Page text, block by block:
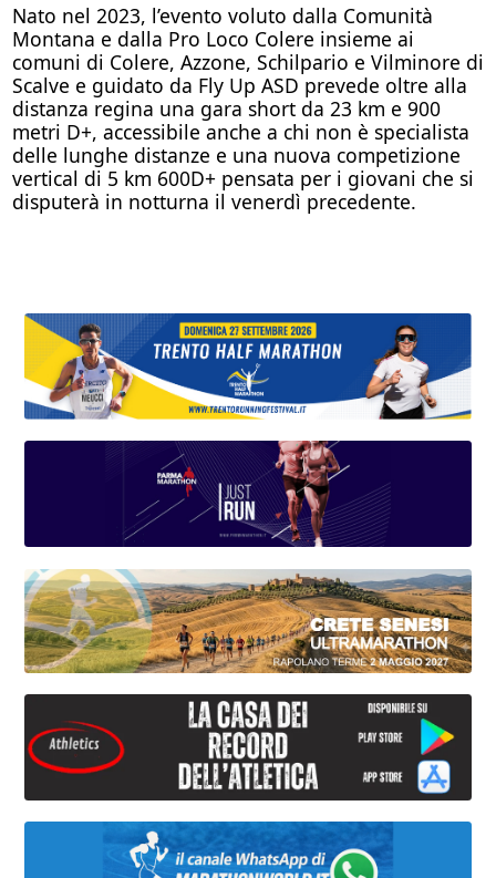
Nato nel 2023, l’evento voluto dalla Comunità
Montana e dalla Pro Loco Colere insieme ai
comuni di Colere, Azzone, Schilpario e Vilminore di
Scalve e guidato da Fly Up ASD prevede oltre alla
distanza regina una gara short da 23 km e 900
metri D+, accessibile anche a chi non è specialista
delle lunghe distanze e una nuova competizione
vertical di 5 km 600D+ pensata per i giovani che si
disputerà in notturna il venerdì precedente.